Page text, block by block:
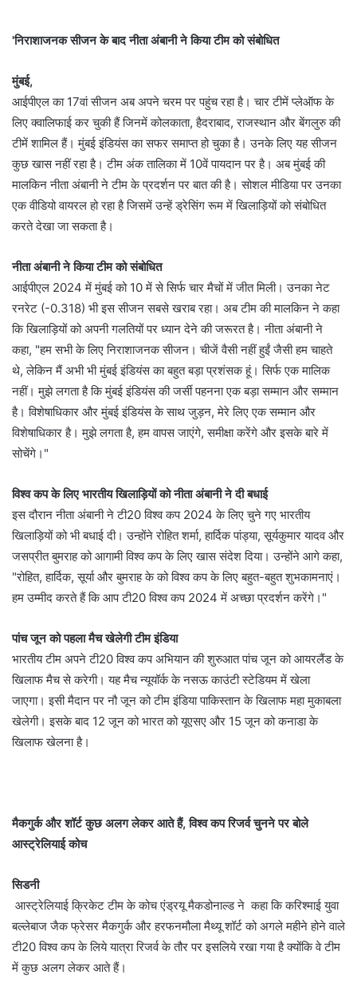
'निराशाजनक सीजन के बाद नीता अंबानी ने किया टीम को संबोधित
मुंबई,
आईपीएल का 17वां सीजन अब अपने चरम पर पहुंच रहा है। चार टीमें प्लेऑफ के
लिए क्वालिफाई कर चुकी हैं जिनमें कोलकाता, हैदराबाद, राजस्थान और बेंगलुरु की
टीमें शामिल हैं। मुंबई इंडियंस का सफर समाप्त हो चुका है। उनके लिए यह सीजन
कुछ खास नहीं रहा है। टीम अंक तालिका में 10वें पायदान पर है। अब मुंबई की
मालकिन नीता अंबानी ने टीम के प्रदर्शन पर बात की है। सोशल मीडिया पर उनका
एक वीडियो वायरल हो रहा है जिसमें उन्हें ड्रेसिंग रूम में खिलाड़ियों को संबोधित
करते देखा जा सकता है।
नीता अंबानी ने किया टीम को संबोधित
आईपीएल 2024 में मुंबई को 10 में से सिर्फ चार मैचों में जीत मिली। उनका नेट
रनरेट (-0.318) भी इस सीजन सबसे खराब रहा। अब टीम की मालकिन ने कहा
कि खिलाड़ियों को अपनी गलतियों पर ध्यान देने की जरूरत है। नीता अंबानी ने
कहा, "हम सभी के लिए निराशाजनक सीजन। चीजें वैसी नहीं हुईं जैसी हम चाहते
थे, लेकिन मैं अभी भी मुंबई इंडियंस का बहुत बड़ा प्रशंसक हूं। सिर्फ एक मालिक
नहीं। मुझे लगता है कि मुंबई इंडियंस की जर्सी पहनना एक बड़ा सम्मान और सम्मान
है। विशेषाधिकार और मुंबई इंडियंस के साथ जुड़न, मेरे लिए एक सम्मान और
विशेषाधिकार है। मुझे लगता है, हम वापस जाएंगे, समीक्षा करेंगे और इसके बारे में
सोचेंगे।"
विश्व कप के लिए भारतीय खिलाड़ियों को नीता अंबानी ने दी बधाई
इस दौरान नीता अंबानी ने टी20 विश्व कप 2024 के लिए चुने गए भारतीय
खिलाड़ियों को भी बधाई दी। उन्होंने रोहित शर्मा, हार्दिक पांड्या, सूर्यकुमार यादव और
जसप्रीत बुमराह को आगामी विश्व कप के लिए खास संदेश दिया। उन्होंने आगे कहा,
"रोहित, हार्दिक, सूर्या और बुमराह के को विश्व कप के लिए बहुत-बहुत शुभकामनाएं।
हम उम्मीद करते हैं कि आप टी20 विश्व कप 2024 में अच्छा प्रदर्शन करेंगे।"
पांच जून को पहला मैच खेलेगी टीम इंडिया
भारतीय टीम अपने टी20 विश्व कप अभियान की शुरुआत पांच जून को आयरलैंड के
खिलाफ मैच से करेगी। यह मैच न्यूयॉर्क के नसऊ काउंटी स्टेडियम में खेला
जाएगा। इसी मैदान पर नौ जून को टीम इंडिया पाकिस्तान के खिलाफ महा मुकाबला
खेलेगी। इसके बाद 12 जून को भारत को यूएसए और 15 जून को कनाडा के
खिलाफ खेलना है।
मैकगुर्क और शॉर्ट कुछ अलग लेकर आते हैं, विश्व कप रिजर्व चुनने पर बोले
आस्ट्रेलियाई कोच
सिडनी
आस्ट्रेलियाई क्रिकेट टीम के कोच एंड्रयू मैकडोनाल्ड ने कहा कि करिश्माई युवा
बल्लेबाज जैक फ्रेसर मैकगुर्क और हरफनमौला मैथ्यू शॉर्ट को अगले महीने होने वाले
टी20 विश्व कप के लिये यात्रा रिजर्व के तौर पर इसलिये रखा गया है क्योंकि वे टीम
में कुछ अलग लेकर आते हैं।